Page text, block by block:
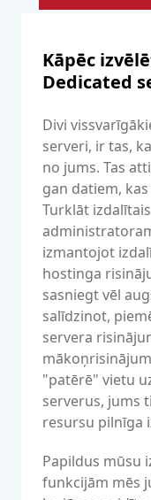
Kāpēc
Dedicated
Divi
serveri, ir tas,
no jums. Tas
gan datiem,
Turklāt
izmantojot
hostinga
sasniegt vēl
salīdzinot,
servera
"patērē" vietu
serverus, jums
resursu pilnīga
Papildus mūsu
funkcijām mēs